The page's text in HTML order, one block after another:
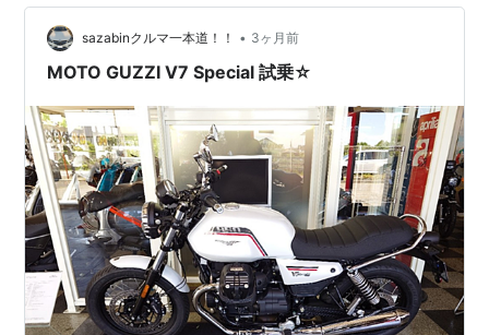
sazabinクルマ一本道！！ • 3ヶ月前
MOTO GUZZI V7 Special 試乗☆